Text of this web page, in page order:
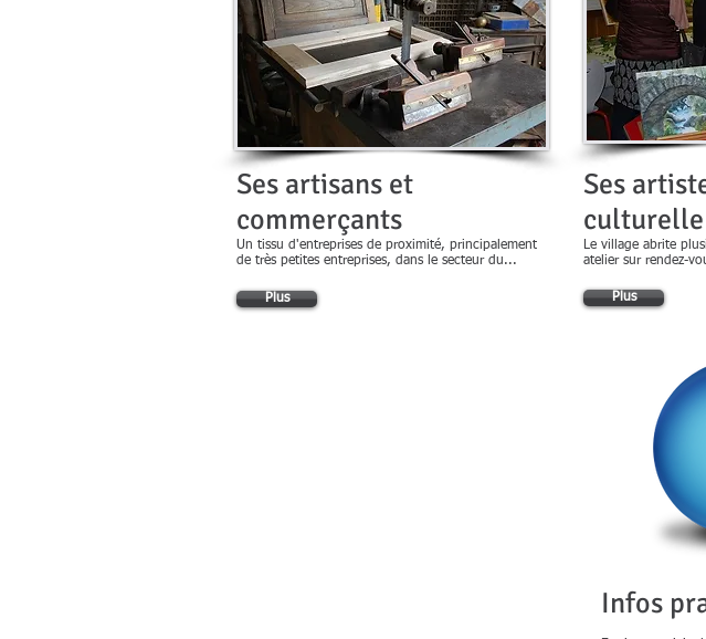
Ses artisans et
commerçants
Un tissu d'entreprises de proximité, principalement
de très petites entreprises, dans le secteur du...
Plus
Ses
Le village abrite
atelier sur rendez-
Plus
Infos